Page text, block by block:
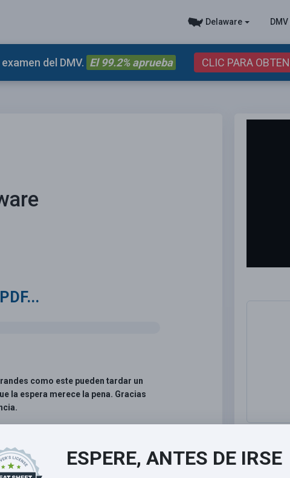
Delaware
del DMV. El 99.2% aprueba CLIC PARA
como este pueden tardar un
la espera merece la pena. Gracias
DMV
ESPERE, ANTES DE IRSE